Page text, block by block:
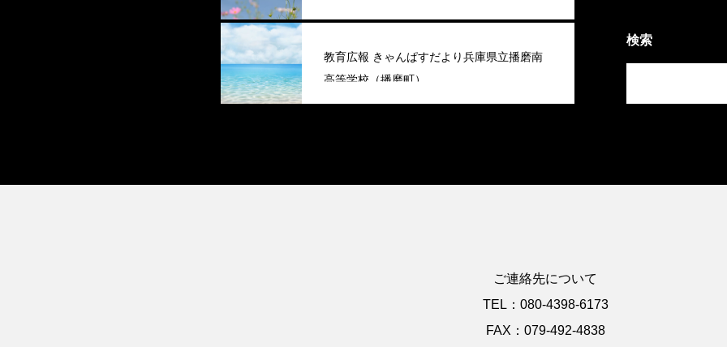
教育広報 きゃんぱすだより兵庫県立播磨南
高等学校（播磨町）
検索
ご連絡先について
TEL：080-4398-6173
FAX：079-492-4838